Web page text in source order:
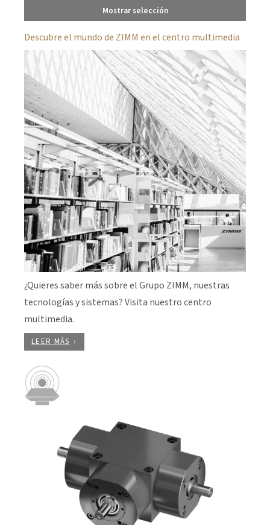
Mostrar selección
Descubre el mundo de ZIMM en el centro multimedia
¿Quieres saber más sobre el Grupo ZIMM, nuestras
tecnologías y sistemas? Visita nuestro centro
multimedia.
LEER MÁS